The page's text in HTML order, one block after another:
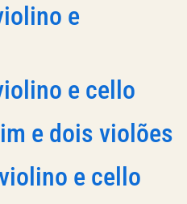
e
e cello
e dois violões
e cello